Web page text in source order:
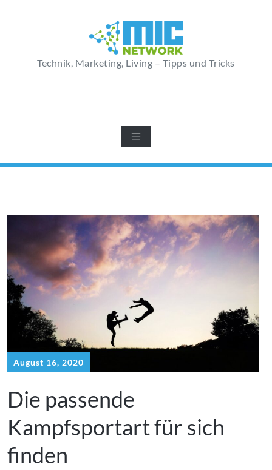
Technik, Marketing, Living – Tipps und Tricks
August 16, 2020
Die passende
Kampfsportart für sich
finden